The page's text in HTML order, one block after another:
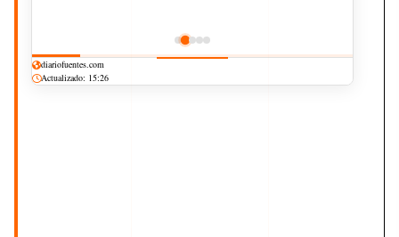
diariofuentes.com
Actualizado: 15:26